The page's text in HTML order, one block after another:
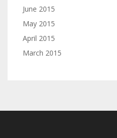
June 2015
May 2015
April 2015
March 2015